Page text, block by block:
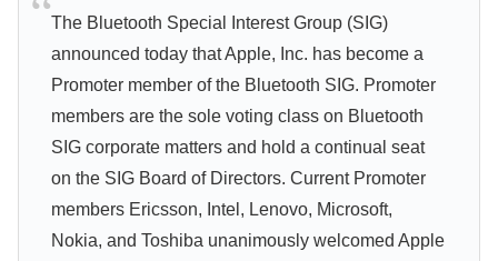
The Bluetooth Special Interest Group (SIG)
announced today that Apple, Inc. has become a
Promoter member of the Bluetooth SIG. Promoter
members are the sole voting class on Bluetooth
SIG corporate matters and hold a continual seat
on the SIG Board of Directors. Current Promoter
members Ericsson, Intel, Lenovo, Microsoft,
Nokia, and Toshiba unanimously welcomed Apple